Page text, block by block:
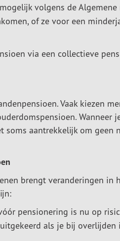
volgens de Algemene
of ze voor een
via een collectieve
Vaak kiezen
aantrekkelijk om geen
brengt veranderingen in
pensionering is nu op
als je bij overlijden